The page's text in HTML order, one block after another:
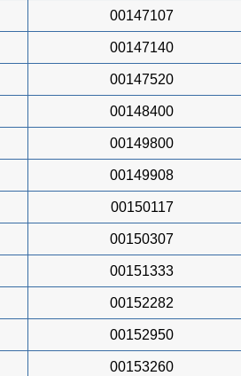
00147107
00147140
00147520
00148400
00149800
00149908
00150117
00150307
00151333
00152282
00152950
00153260